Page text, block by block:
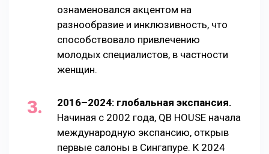
ознаменовался акцентом на
разнообразие и инклюзивность, что
способствовало привлечению
молодых специалистов, в частности
женщин.
2016–2024: глобальная экспансия.
Начиная с 2002 года, QB HOUSE начала
международную экспансию, открыв
первые салоны в Сингапуре. К 2024